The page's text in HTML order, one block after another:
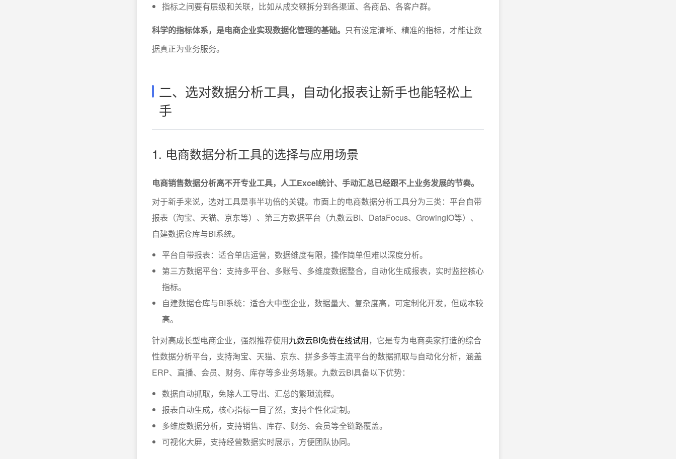
指标之间要有层级和关联，比如从成交额拆分到各渠道、各商品、各客户群。
科学的指标体系，是电商企业实现数据化管理的基础。 只有设定清晰、精准的指标，才能让数
据真正为业务服务。
二、选对数据分析工具，自动化报表让新手也能轻松上
手
1. 电商数据分析工具的选择与应用场景
电商销售数据分析离不开专业工具，人工Excel统计、手动汇总已经跟不上业务发展的节奏。
对于新手来说，选对工具是事半功倍的关键。市面上的电商数据分析工具分为三类：平台自带
报表（淘宝、天猫、京东等）、第三方数据平台（九数云BI、DataFocus、GrowingIO等）、
自建数据仓库与BI系统。
平台自带报表：适合单店运营，数据维度有限，操作简单但难以深度分析。
第三方数据平台：支持多平台、多账号、多维度数据整合，自动化生成报表，实时监控核心
指标。
自建数据仓库与BI系统：适合大中型企业，数据量大、复杂度高，可定制化开发，但成本较
高。
针对高成长型电商企业，强烈推荐使用九数云BI免费在线试用，它是专为电商卖家打造的综合
性数据分析平台，支持淘宝、天猫、京东、拼多多等主流平台的数据抓取与自动化分析，涵盖
ERP、直播、会员、财务、库存等多业务场景。九数云BI具备以下优势：
数据自动抓取，免除人工导出、汇总的繁琐流程。
报表自动生成，核心指标一目了然，支持个性化定制。
多维度数据分析，支持销售、库存、财务、会员等全链路覆盖。
可视化大屏，支持经营数据实时展示，方便团队协同。